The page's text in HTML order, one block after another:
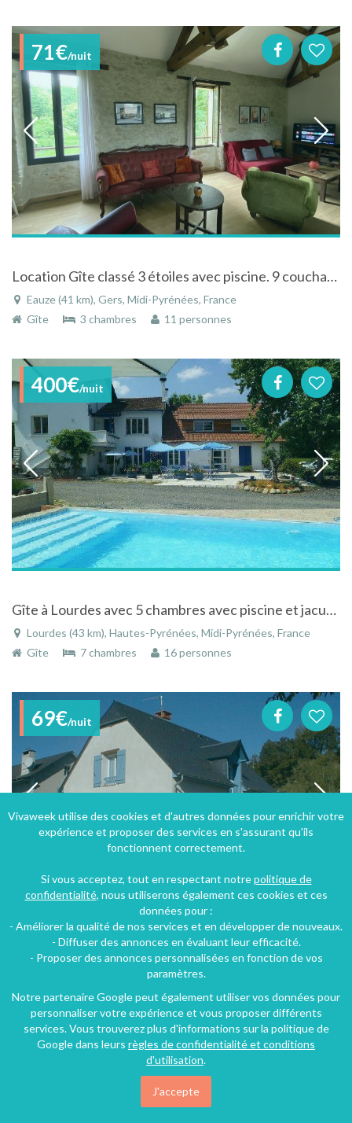
71€/nuit
Location Gîte classé 3 étoiles avec piscine. 9 couchages.
Eauze (41 km), Gers, Midi-Pyrénées, France
Gîte
3 chambres 11 personnes
400€/nuit
Gîte à Lourdes avec 5 chambres avec piscine et jacuzzi
Lourdes (43 km), Hautes-Pyrénées, Midi-Pyrénées, France
Gîte
7 chambres 16 personnes
69€/nuit
Peyrouse (45 km), Hautes-Pyrénées, Midi-Pyrénées, France
Vivaweek utilise des cookies et d'autres données pour enrichir votre
expérience et proposer des services en s'assurant qu'ils
fonctionnent correctement.
Si vous acceptez, tout en respectant notrepolitique de
confidentialité, nous utiliserons également ces cookies et ces
données pour :
- Améliorer la qualité de nos services et en développer de nouveaux.
- Diffuser des annonces en évaluant leur efficacité.
- Proposer des annonces personnalisées en fonction de vos
paramètres.
Notre partenaire Google peut également utiliser vos données pour
personnaliser votre expérience et vous proposer différents
services. Vous trouverez plus d'informations sur la politique de
Google dans leurs règles de confidentialité et conditions
d'utilisation.
J'accepte